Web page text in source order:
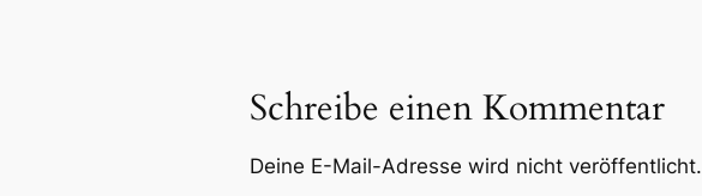
Schreibe einen Kommentar
Deine E-Mail-Adresse wird nicht veröffentlicht.